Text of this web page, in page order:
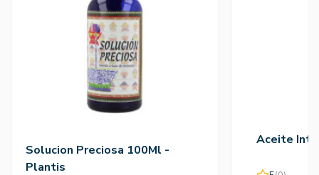
Solucion Preciosa 100Ml -
Plantis
Aceite